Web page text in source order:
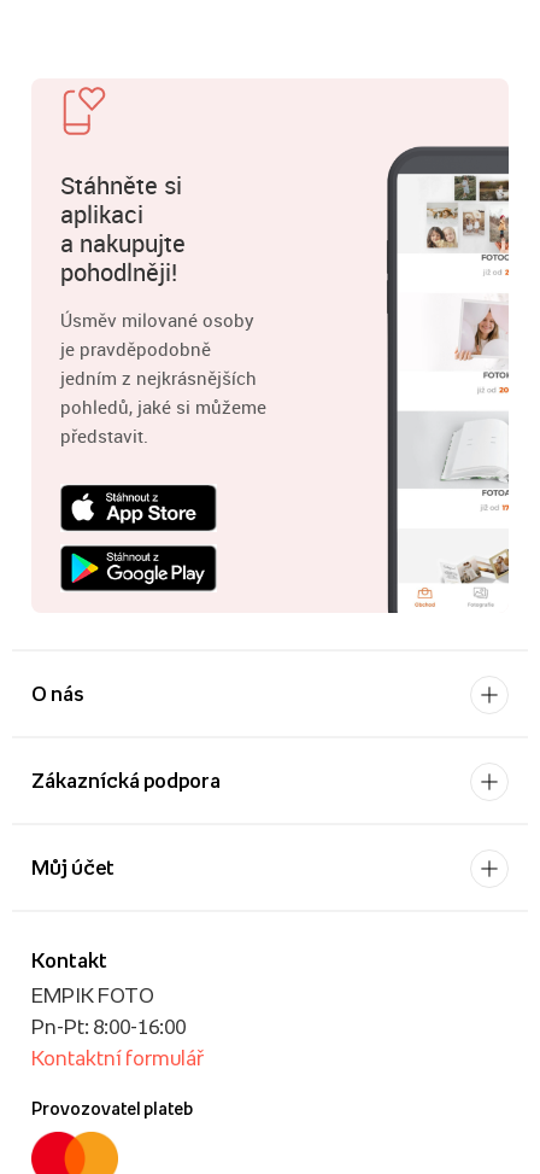
Stáhněte si
aplikaci
a nakupujte
pohodlněji!
Úsměv milované osoby
je pravděpodobně
jedním z nejkrásnějších
pohledů, jaké si můžeme
představit.
O nás
Zákaznícká podpora
Kontakt
EMPIK FOTO
Pn-Pt: 8:00-16:00
Kontaktní formulář
Provozovatel plateb
Můj účet